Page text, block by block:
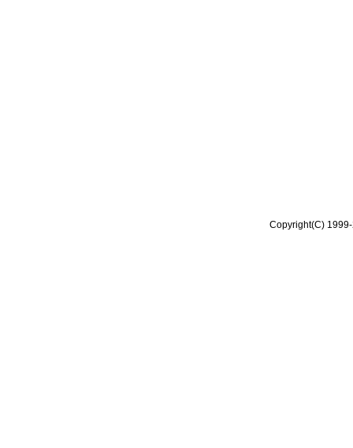
Copyright(C)